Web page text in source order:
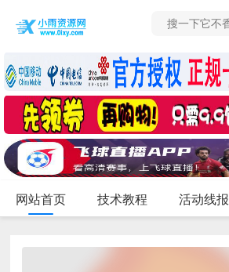
网站首页 技术教程 活动线报